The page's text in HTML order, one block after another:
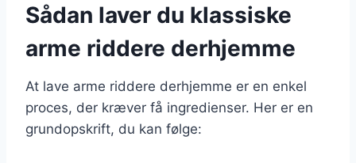
Sådan laver du klassiske
arme riddere derhjemme
At lave arme riddere derhjemme er en enkel
proces, der kræver få ingredienser. Her er en
grundopskrift, du kan følge: